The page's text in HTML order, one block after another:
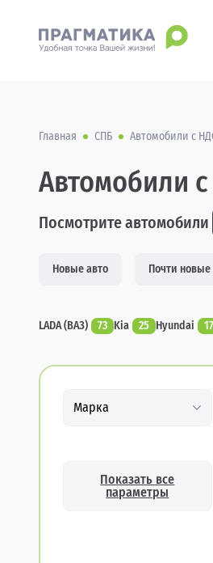
Главная СПБ Автомобили с
Автомобили
Посмотрите автомобили
Новые авто Почти новые
LADA (ВАЗ) 73 Kia 25 Hyundai 17
Марка
Показать все
параметры